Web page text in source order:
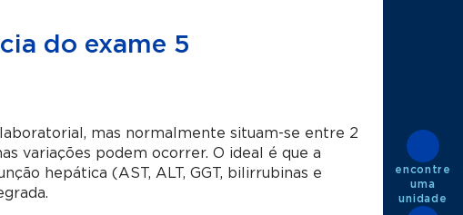
do exame 5
mas normalmente situam-se entre 2
variações podem ocorrer. O ideal é que a
hepática (AST, ALT, GGT, bilirrubinas e
encontre
uma
unidade